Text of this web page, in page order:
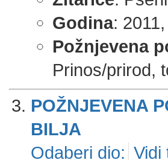
Godina:
Požnjevena
Prinos/prirod,
POŽNJEVENA
BILJA
Odaberi dio: Vidi